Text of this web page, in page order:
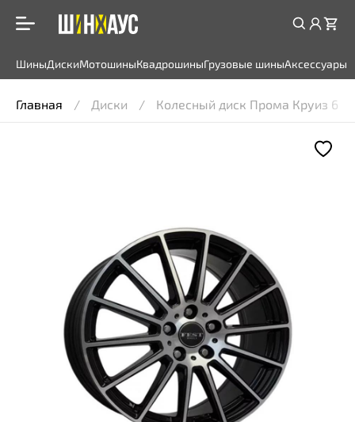
ШиныДискиМотошиныКвадрошиныГрузовые шиныАксессуары
Главная Диски Колесный диск Прома Круиз